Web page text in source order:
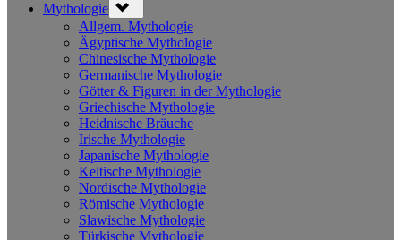
Mythologie sub-
menu
Allgem. Mythologie
Ägyptische Mythologie
Chinesische Mythologie
Germanische Mythologie
Götter & Figuren in der Mythologie
Griechische Mythologie
Heidnische Bräuche
Irische Mythologie
Japanische Mythologie
Keltische Mythologie
Nordische Mythologie
Römische Mythologie
Slawische Mythologie
Türkische Mythologie